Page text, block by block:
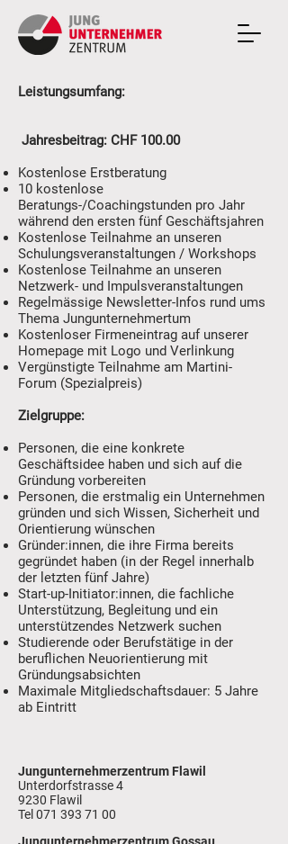
Leistungsumfang:
Jahresbeitrag: CHF 100.00
Kostenlose Erstberatung
10 kostenlose
Beratungs-/Coachingstunden pro Jahr
während den ersten fünf Geschäftsjahren
Kostenlose Teilnahme an unseren
Schulungsveranstaltungen / Workshops
Kostenlose Teilnahme an unseren
Netzwerk- und Impulsveranstaltungen
Regelmässige Newsletter-Infos rund ums
Thema Jungunternehmertum
Kostenloser Firmeneintrag auf unserer
Homepage mit Logo und Verlinkung
Vergünstigte Teilnahme am Martini-
Forum (Spezialpreis)
Zielgruppe:
Personen, die eine konkrete
Geschäftsidee haben und sich auf die
Gründung vorbereiten
Personen, die erstmalig ein Unternehmen
gründen und sich Wissen, Sicherheit und
Orientierung wünschen
Gründer:innen, die ihre Firma bereits
gegründet haben (in der Regel innerhalb
der letzten fünf Jahre)
Start-up-Initiator:innen, die fachliche
Unterstützung, Begleitung und ein
unterstützendes Netzwerk suchen
Studierende oder Berufstätige in der
beruflichen Neuorientierung mit
Gründungsabsichten
Maximale Mitgliedschaftsdauer: 5 Jahre
ab Eintritt
Jungunternehmerzentrum Flawil
Unterdorfstrasse 4
9230 Flawil
Tel 071 393 71 00